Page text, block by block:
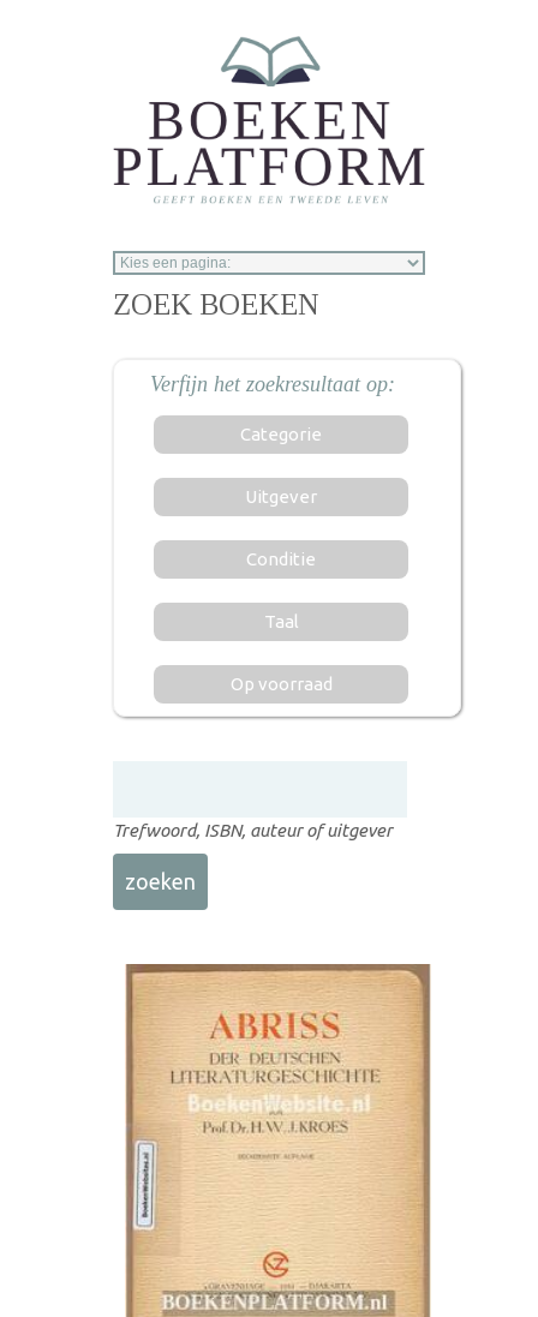
ZOEK BOEKEN
Categorie
Uitgever
Conditie
Taal
Op voorraad
Trefwoord, ISBN, auteur of uitgever